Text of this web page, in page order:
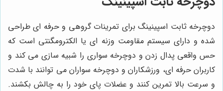
دوچرخه ثابت اسپینینگ برای تمرینات گروهی و حرفه ای طراحی
شده و دارای سیستم مقاومت وزنه ای یا الکترومگنتی است که
حس واقعی پدال زدن و دوچرخه سواری را شبیه سازی می کند و
کاربران حرفه ای، ورزشکاران و دوچرخه سواران می توانند با شدت
و سرعت بالا تمرین کنند و عضلات پای خود را به چالش بکشند.